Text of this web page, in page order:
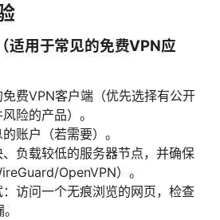
适用于常见的免费VPN应
费VPN客户端（优先选择有公开
险的产品）。
账户（若需要）。
负载较低的服务器节点，并确保
OpenVPN）。
访问一个无痕浏览的网页，检查